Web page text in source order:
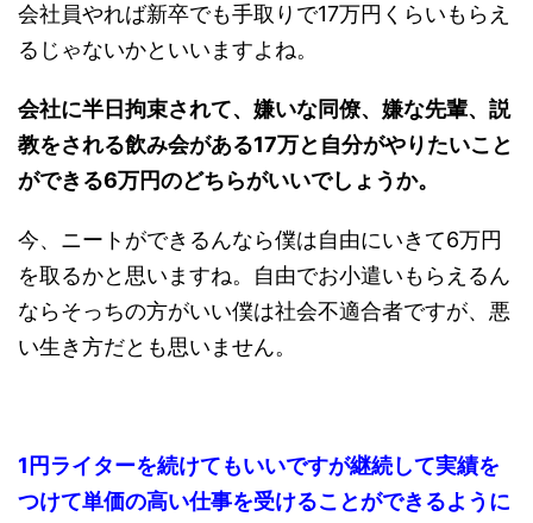
会社員やれば新卒でも手取りで17万円くらいもらえ
るじゃないかといいますよね。
会社に半日拘束されて、嫌いな同僚、嫌な先輩、説
教をされる飲み会がある17万と自分がやりたいこと
ができる6万円のどちらがいいでしょうか。
今、ニートができるんなら僕は自由にいきて6万円
を取るかと思いますね。自由でお小遣いもらえるん
ならそっちの方がいい僕は社会不適合者ですが、悪
い生き方だとも思いません。
1円ライターを続けてもいいですが継続して実績を
つけて単価の高い仕事を受けることができるように